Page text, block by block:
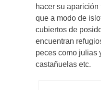
hacer su
que a modo de
cubiertos de
encuentran
peces como julias
castañuelas etc.